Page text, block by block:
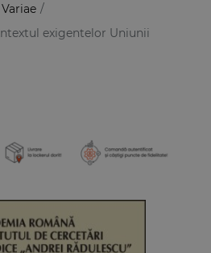
Variae /
exigentelor Uniunii